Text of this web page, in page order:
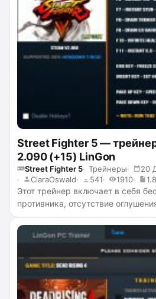
Street Fighter 5 —
2.090 (+15) LinGon
Street Fighter 5 Трейнеры
20
ClaraOswald
541 1910
Этот трейнер включает в себя
противника, отсутствие
мгновенное оглушение и K.O.
запаса EX и V-Trigger у
противником, заморозку
получение большего количества
замедление времени игры.